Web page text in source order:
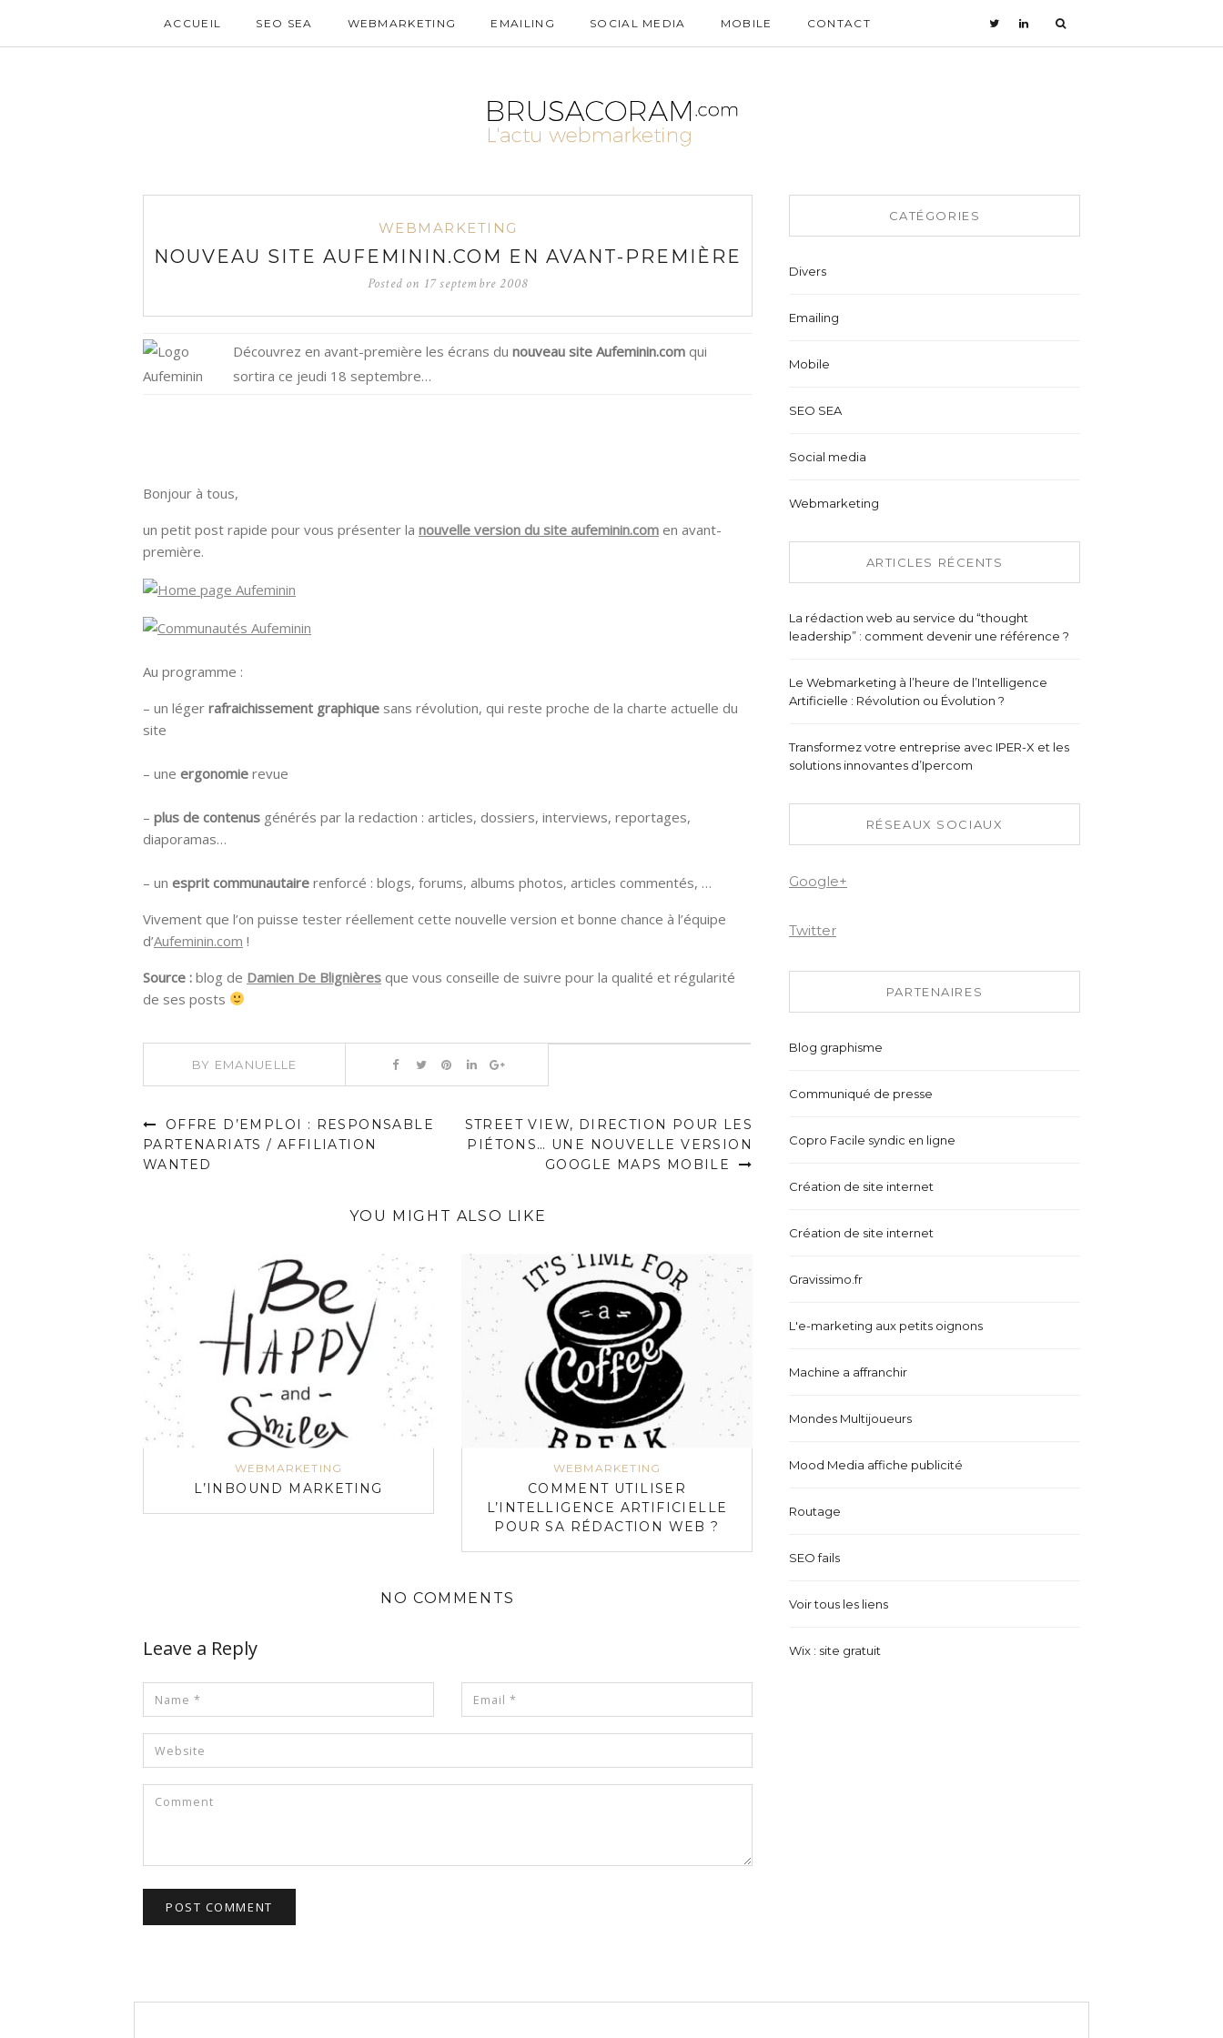
ACCUEIL SEO SEA WEBMARKETING EMAILING SOCIAL MEDIA MOBILE CONTACT
WEBMARKETING
NOUVEAU SITE AUFEMININ.COM EN AVANT-PREMIÈRE
Posted on 17 septembre 2008
Découvrez en avant-première les écrans du nouveau site Aufeminin.com qui
sortira ce jeudi 18 septembre…
Bonjour à tous,
un petit post rapide pour vous présenter la nouvelle version du site aufeminin.com en avant-
première.
Au programme :
– un léger rafraichissement graphique sans révolution, qui reste proche de la charte actuelle du
site
– une ergonomie revue
– plus de contenus générés par la redaction : articles, dossiers, interviews, reportages,
diaporamas…
– un esprit communautaire renforcé : blogs, forums, albums photos, articles commentés, …
Vivement que l’on puisse tester réellement cette nouvelle version et bonne chance à l’équipe
d’Aufeminin.com !
Source : blog de Damien De Blignières que vous conseille de suivre pour la qualité et régularité
de ses posts
BY EMANUELLE
OFFRE D’EMPLOI : RESPONSABLE
PARTENARIATS / AFFILIATION
WANTED
STREET VIEW, DIRECTION POUR LES
PIÉTONS… UNE NOUVELLE VERSION
GOOGLE MAPS MOBILE
YOU MIGHT ALSO LIKE
WEBMARKETING
L’INBOUND MARKETING
WEBMARKETING
COMMENT UTILISER
L’INTELLIGENCE ARTIFICIELLE
POUR SA RÉDACTION WEB ?
NO COMMENTS
Leave a Reply
CATÉGORIES
Divers
Emailing
Mobile
SEO SEA
Social media
Webmarketing
ARTICLES RÉCENTS
La rédaction web au service du “thought
leadership” : comment devenir une référence ?
Le Webmarketing à l’heure de l’Intelligence
Artificielle : Révolution ou Évolution ?
Transformez votre entreprise avec IPER-X et les
solutions innovantes d’Ipercom
RÉSEAUX SOCIAUX
Google+
Twitter
PARTENAIRES
Blog graphisme
Communiqué de presse
Copro Facile syndic en ligne
Création de site internet
Création de site internet
Gravissimo.fr
L'e-marketing aux petits oignons
Machine a affranchir
Mondes Multijoueurs
Mood Media affiche publicité
Routage
SEO fails
Voir tous les liens
Wix : site gratuit